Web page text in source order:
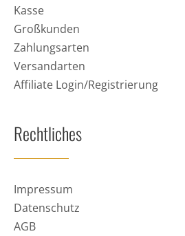
Kasse
Großkunden
Zahlungsarten
Versandarten
Affiliate Login/Registrierung
Rechtliches
Impressum
Datenschutz
AGB